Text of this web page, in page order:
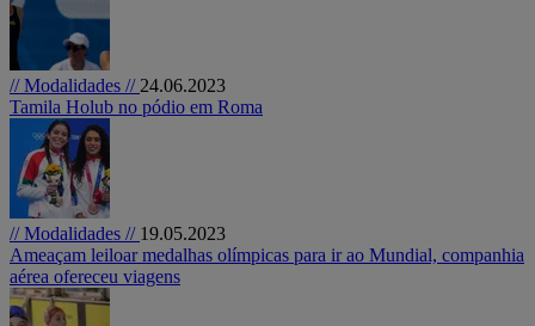
// Modalidades // 24.06.2023
Tamila Holub no pódio em Roma
// Modalidades // 19.05.2023
Ameaçam leiloar medalhas olímpicas para ir ao Mundial, companhia
aérea ofereceu viagens